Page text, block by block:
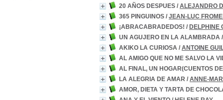
20 AÑOS DESPUES / ALEJANDRO
365 PINGUINOS / JEAN-LUC
¡ABRACABRADEDOS! / DELPHINE
UN AGUJERO EN LA ALAMBRADA
AKIKO LA CURIOSA / ANTOINE
AL AMIGO QUE NO ME SALVO LA
AL FINAL, UN HOGAR(CUENTOS
LA ALEGRIA DE AMAR / ANNE-
AMOR, DIETA Y TARTA DE